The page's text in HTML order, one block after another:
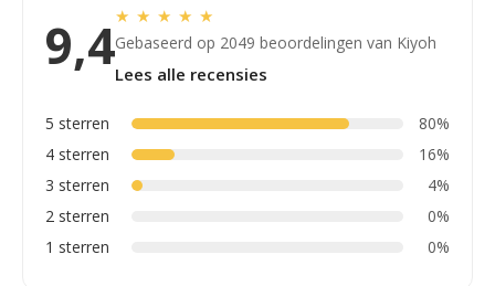
9,4★ ★ ★ ★ ★
Gebaseerd op 2049 beoordelingen van Kiyoh
Lees alle recensies
5 sterren
80%
4 sterren
16%
3 sterren
4%
2 sterren
0%
1 sterren
0%